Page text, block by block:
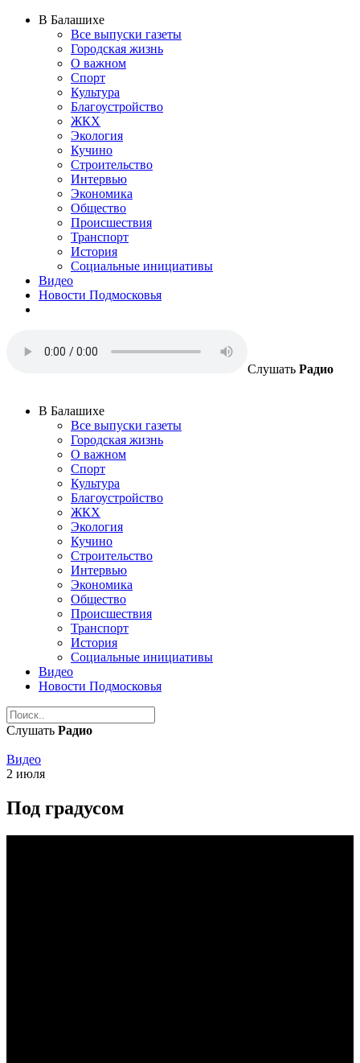
В Балашихе
Все выпуски газеты
Городская жизнь
О важном
Спорт
Культура
Благоустройство
ЖКХ
Экология
Кучино
Строительство
Интервью
Экономика
Общество
Происшествия
Транспорт
История
Социальные инициативы
Видео
Новости Подмосковья
Слушать Радио
В Балашихе
Все выпуски газеты
Городская жизнь
О важном
Спорт
Культура
Благоустройство
ЖКХ
Экология
Кучино
Строительство
Интервью
Экономика
Общество
Происшествия
Транспорт
История
Социальные инициативы
Видео
Новости Подмосковья
Слушать Радио
Видео
2 июля
Под градусом